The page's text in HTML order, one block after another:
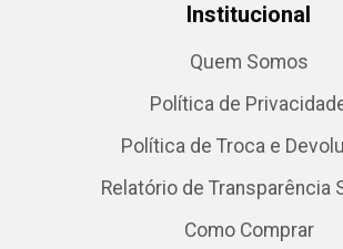
Institucional
Quem Somos
Política de
Política de Troca e
Relatório de Transparência
Como Comprar